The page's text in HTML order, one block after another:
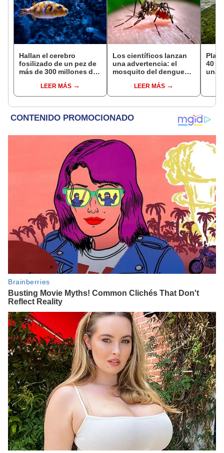
Hallan el cerebro
fosilizado de un pez de
más de 300 millones de
podría reescribir parte
de la historia evolutiva
LEER MÁS
Los científicos lanzan
una advertencia: el
mosquito del dengue
sobrevivir a uno de los
insecticidas más
LEER MÁS
40
una